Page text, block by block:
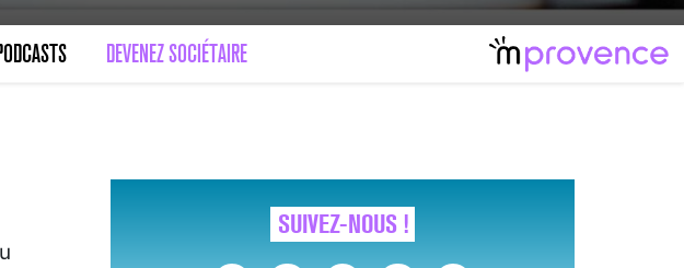
DEVENEZ SOCIÉTAIRE
SUIVEZ-NOUS !
IRM, RADIO, ÉCHO : DES IMAGES POUR TOUTES LES MALADIES
2022 minutes